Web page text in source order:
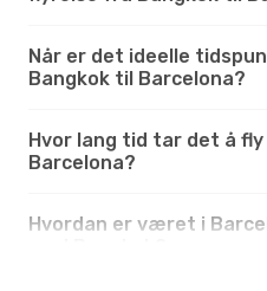
Når er det ideelle
Bangkok til Barcelona?
Hvor lang tid tar det å
Barcelona?
Hvordan er været i